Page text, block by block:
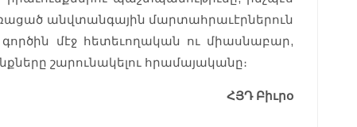
անվտանգային մարտահրաւէրներուն
գործին մէջ հետեւողական ու միասնաբար,
շարունակելու հրամայականը։
ՀՅԴ Բիւրօ